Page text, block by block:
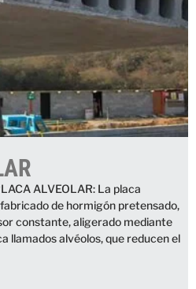
ALVEOLAR: La placa
de hormigón pretensado,
constante, aligerado mediante
llamados alvéolos, que reducen el